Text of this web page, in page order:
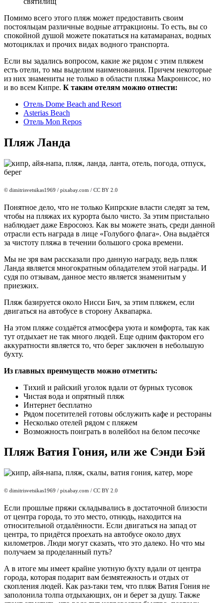
Помимо всего этого пляж может предоставить своим
постояльцам различные водные аттракционы. То есть, вы со
спокойной душой можете покататься на катамаранах, водных
мотоциклах и прочих видах водного транспорта.
Если вы задались вопросом, какие же рядом с этим пляжем
есть отели, то мы выделим наименования. Причем некоторые
из них знамениты не только в области пляжа Макронисос, но
и во всем Кипре. К таким отелям можно отнести:
Отель Dome Beach and Resort
Asterias Beach
Отель Mon Repos
Пляж Ланда
© dimitrisvetsikas1969 / pixabay.com / CC BY 2.0
Понятное дело, что не только Кипрские власти следят за тем,
чтобы на пляжах их курорта было чисто. За этим пристально
наблюдает даже Евросоюз. Как вы можете знать, среди данной
отрасли есть награда в лице «Голубого флага». Она выдаётся
за чистоту пляжа в течении большого срока времени.
Мы не зря вам рассказали про данную награду, ведь пляж
Ланда является многократным обладателем этой награды. И
судя по отзывам, данное место является знаменитым у
приезжих.
Пляж базируется около Нисси Бич, за этим пляжем, если
двигаться на автобусе в сторону Аквапарка.
На этом пляже создаётся атмосфера уюта и комфорта, так как
тут отдыхает не так много людей. Еще одним фактором его
аккуратности является то, что берег заключен в небольшую
бухту.
Из главных преимуществ можно отметить:
Тихий и райский уголок вдали от бурных тусовок
Чистая вода и опрятный пляж
Интернет бесплатно
Рядом посетителей готовы обслужить кафе и рестораны
Несколько отелей рядом с пляжем
Возможность поиграть в волейбол на белом песочке
Пляж Ватия Гония, или же Сэнди Бэй
© dimitrisvetsikas1969 / pixabay.com / CC BY 2.0
Если прошлые пряжи складывались в достаточной близости
от центра города, то это место, отнюдь, находится на
относительной отдалённости. Если двигаться на запад от
центра, то придётся проехать на автобусе около двух
километров. Люди могут сказать, что это далеко. Но что мы
получаем за проделанный путь?
А в итоге мы имеет крайне уютную бухту вдали от центра
города, которая подарит вам безмятежность и отдых от
скопления людей. Как раз-таки тем, что пляж Ватия Гония не
заполонила толпа отдыхающих, он и берет за душу. Также